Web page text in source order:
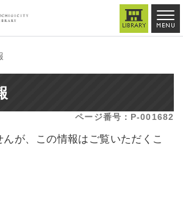
ページ番号：P-001682
が、この情報はご覧いただくこ